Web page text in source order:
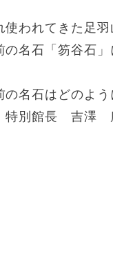
われてきた足
名石「笏谷石
名石はどのよう
特別館長 吉澤